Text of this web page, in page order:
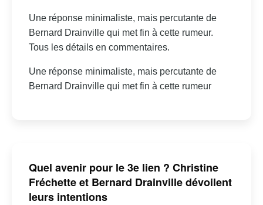
Une réponse minimaliste, mais percutante de
Bernard Drainville qui met fin à cette rumeur.
Tous les détails en commentaires.
Une réponse minimaliste, mais percutante de
Bernard Drainville qui met fin à cette rumeur
Quel avenir pour le 3e lien ? Christine
Fréchette et Bernard Drainville dévoilent
leurs intentions